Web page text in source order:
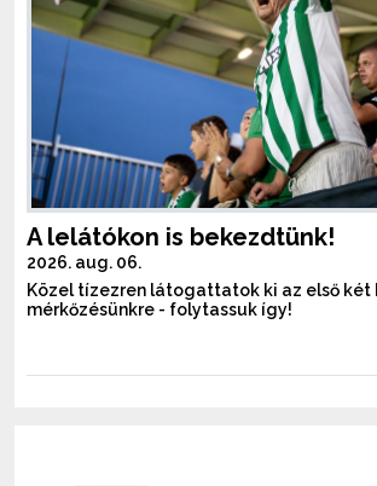
A lelátókon is bekezdtünk!
2026. aug. 06.
Közel tízezren látogattatok ki az első két
mérkőzésünkre - folytassuk így!